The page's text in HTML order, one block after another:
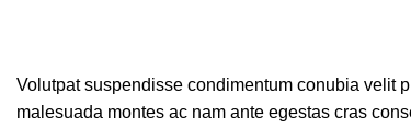
Volutpat suspendisse condimentum conubia velit
malesuada montes ac nam ante egestas cras